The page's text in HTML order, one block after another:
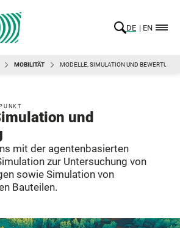
DE EN
MOBILITÄT MODELLE, SIMULATION UND BEWERTUNG
und
mit der agentenbasierten
zur Untersuchung von
sowie Simulation von
Bauteilen.